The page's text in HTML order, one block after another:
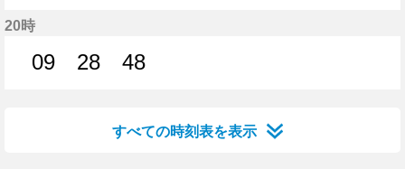
20時
09
28
48
すべての時刻表を表示